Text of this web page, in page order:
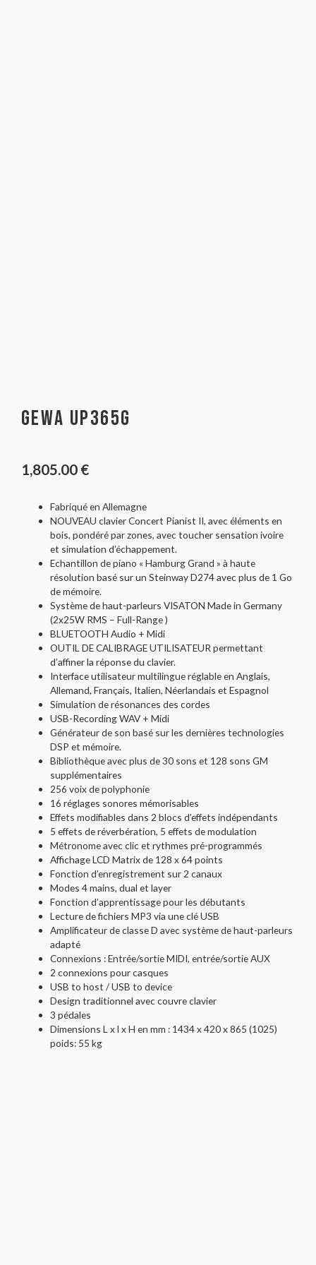
Gewa UP365G
1,805.00 €
Fabriqué en Allemagne
NOUVEAU clavier Concert Pianist II, avec éléments en
bois, pondéré par zones, avec toucher sensation ivoire
et simulation d’échappement.
Echantillon de piano « Hamburg Grand » à haute
résolution basé sur un Steinway D274 avec plus de 1 Go
de mémoire.
Système de haut-parleurs VISATON Made in Germany
(2x25W RMS – Full-Range )
BLUETOOTH Audio + Midi
OUTIL DE CALIBRAGE UTILISATEUR permettant
d’affiner la réponse du clavier.
Interface utilisateur multilingue réglable en Anglais,
Allemand, Français, Italien, Néerlandais et Espagnol
Simulation de résonances des cordes
USB-Recording WAV + Midi
Générateur de son basé sur les dernières technologies
DSP et mémoire.
Bibliothèque avec plus de 30 sons et 128 sons GM
supplémentaires
256 voix de polyphonie
16 réglages sonores mémorisables
Effets modifiables dans 2 blocs d’effets indépendants
5 effets de réverbération, 5 effets de modulation
Métronome avec clic et rythmes pré-programmés
Affichage LCD Matrix de 128 x 64 points
Fonction d’enregistrement sur 2 canaux
Modes 4 mains, dual et layer
Fonction d’apprentissage pour les débutants
Lecture de fichiers MP3 via une clé USB
Amplificateur de classe D avec système de haut-parleurs
adapté
Connexions : Entrée/sortie MIDI, entrée/sortie AUX
2 connexions pour casques
USB to host / USB to device
Design traditionnel avec couvre clavier
3 pédales
Dimensions L x l x H en mm : 1434 x 420 x 865 (1025)
poids: 55 kg